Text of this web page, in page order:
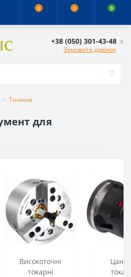
0 0 0
+38 (050) 301-43-48
Замовити дзвінок
Точіння
для
Високоточні
токарні